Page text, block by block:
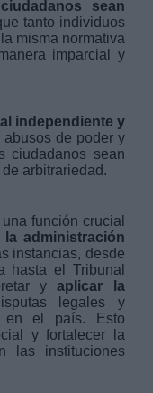
sean
tanto individuos
misma normativa
imparcial y
independiente y
de poder y
ciudadanos sean
arbitrariedad.
función crucial
administración
instancias, desde
hasta el Tribunal
yaplicar la
legales y
en el país. Esto
y fortalecer la
las instituciones